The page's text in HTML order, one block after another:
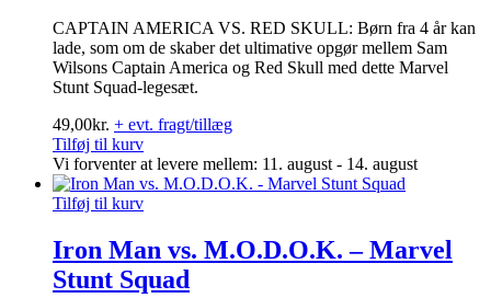
CAPTAIN AMERICA VS. RED SKULL: Børn fra 4 år kan
lade, som om de skaber det ultimative opgør mellem Sam
Wilsons Captain America og Red Skull med dette Marvel
Stunt Squad-legesæt.
49,00kr. + evt. fragt/tillæg
Tilføj til kurv
Vi forventer at levere mellem: 11. august - 14. august
Tilføj til kurv
Iron Man vs. M.O.D.O.K. – Marvel
Stunt Squad